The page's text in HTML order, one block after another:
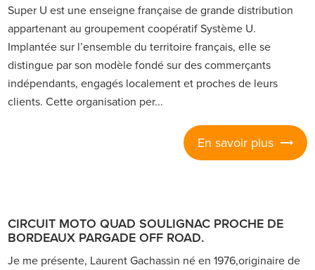
Super U est une enseigne française de grande distribution
appartenant au groupement coopératif Système U.
Implantée sur l’ensemble du territoire français, elle se
distingue par son modèle fondé sur des commerçants
indépendants, engagés localement et proches de leurs
clients. Cette organisation per...
En savoir plus
CIRCUIT MOTO QUAD SOULIGNAC PROCHE DE
BORDEAUX PARGADE OFF ROAD.
Je me présente, Laurent Gachassin né en 1976,originaire de